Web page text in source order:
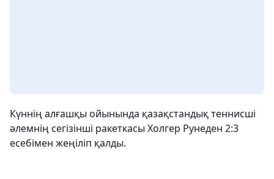
Күннің алғашқы ойынында қазақстандық теннисші
әлемнің сегізінші ракеткасы Холгер Рунеден 2:3
есебімен жеңіліп қалды.